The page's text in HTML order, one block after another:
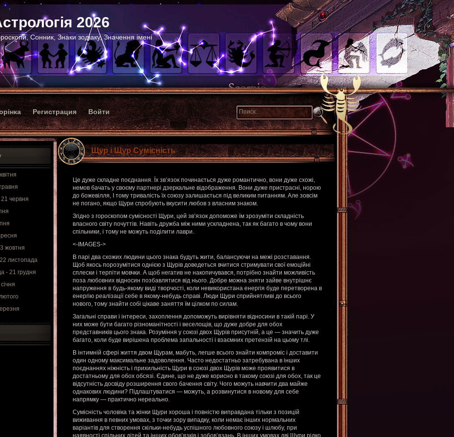
2026
Сонник, Знаки зодіаку, Значення імені
Регистрация Войти
червня
жовтня
листопада
- 21 грудня
Щур і Щур Сумісність
Це дуже складне поєднання. Їх зв’язок починається дуже романтично, вони дуже схожі,
немов бачать у своєму партнері дзеркальне відображення. Вони дуже пристрасні, норою
до божевілля, І тому тривалість їх союзу залишається під великим питанням. Але зовсім
не погано, якщо Щури спробують вкусити любов з власним знаком.
Згідно з гороскопом сумісності Щури, цей зв’язок допоможе їм зрозуміти складність
власного світу почуттів. Навіть дружба між ними ускладнена, так як багато в чому вони
спільники, і тому не можуть поділити лаври.
<-IMAGES->
В парі два схожих людини цього знака будуть жити, балансуючи на межі розставання.
Щоб якось порозумітися однією з Щурів доведеться вчитися стримувати свої емоційні
сплески і терпіти мовчки. А щоб негатив не накопичувався, потрібно знайти можливість
поза любовних відносин позбавлятися від нього. Добре можна зняти зайве внутрішнє
напруження в будь-якому виді творчості, коли невикористана енергія буде перетворена в
енергію реалізації себе в якому-небудь справі. Люди Щури сприйнятливі до всього
нового, тому знайти собі цікаве заняття їм цілком по силам.
Загальні справи і інтереси, захоплення допоможуть вирівняти відносини в такій парі. У
них може бути багато різноманітності і веселощів, що дуже добре для обох
представників цього знака. Розуміння у союзі двох Щурів присутній, а це — значить дуже
багато, коли буде вирішена проблема запальності і взаємних претензій на цьому тлі.
В інтимній сфері життя двом Щурам, мабуть, легше всього знайти компроміс і доставити
один одному максимальне задоволення. Часто недостатньо затребувана в інших
поєднаннях ніжність і прихильність Щури в союзі двох Щурів може проявитися в
достатньому для обох обсязі. Єдине, що не дуже корисно в такому союзі для обох, так це
відсутність досвіду розширення свого бачення світу. Чого можуть навчити два майже
однакових людини? Підлаштуватися — можуть, а розвинутися в новому для себе
напрямку — практично нереально.
Сумісність чоловіка та жінки Щури хороша і повністю виправдана тільки з позицій
виживання в певних умовах, з точки зору випадку, коли немає інших нормальних
варіантів для створення скільки-небудь успішного любовного союзу і шлюбу, при
наявності спільних дітей та інших обов’язків і зобов’язань. В інших умовах дві Щури рідко